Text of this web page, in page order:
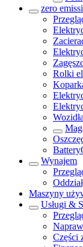
zero
Rolki
Wynajem
Maszyny
Usługi &
Części